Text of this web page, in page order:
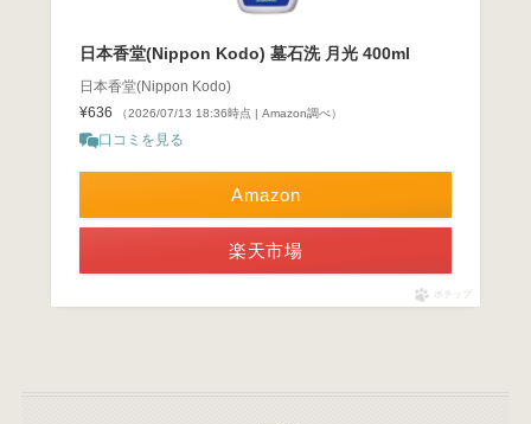
日本香堂(Nippon Kodo) 墓石洗 月光 400ml
日本香堂(Nippon Kodo)
¥636
（2026/07/13 18:36時点 | Amazon調べ）
口コミを見る
Amazon
楽天市場
ポチップ